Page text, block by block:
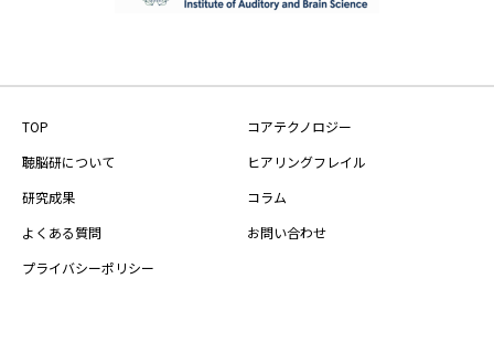
TOP
コアテクノロジー
聴脳研について
ヒアリングフレイル
研究成果
コラム
よくある質問
お問い合わせ
プライバシーポリシー